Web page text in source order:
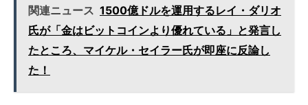
関連ニュース 1500億ドルを運用するレイ・ダリオ
氏が「金はビットコインより優れている」と発言し
たところ、マイケル・セイラー氏が即座に反論し
た！